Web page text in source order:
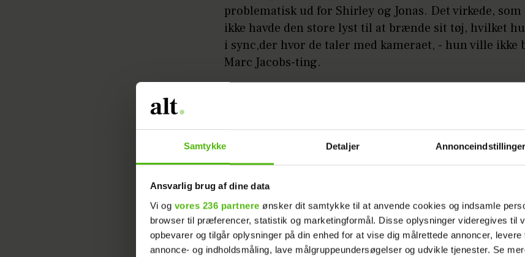
Samtykke Detaljer Annonceindstillinger
Ansvarlig brug af dine data
Vi og vores 236 partnere ønsker dit samtykke til at anvende cookies og indsamle
browser til præferencer, statistik og marketingformål. Disse oplysninger videregives til
opbevarer og tilgår oplysninger på din enhed for at vise dig målrettede annoncer,
annonce- og indholdsmåling, lave målgruppeundersøgelser og udvikle tjenester. Se
problematisk ud for Shirley og Jonas. Det virkede,
ikke havde den store lyst til at brænde sit tøj, hvilket
i sync,der hvor de taler med kameraet, - hun ville ikke
Marc Jacobs-ting.
Læs også: Frustreret 'Fristet'-Maria
- Jeg synes, Shirley var totalt ringe, og hendes tilgang